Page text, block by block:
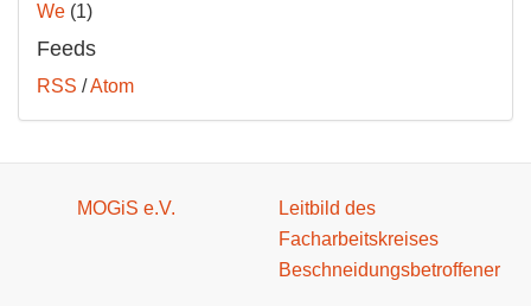
We (1)
Feeds
RSS /Atom
MOGiS e.V.
Leitbild des
Facharbeitskreises
Beschneidungsbetroffener